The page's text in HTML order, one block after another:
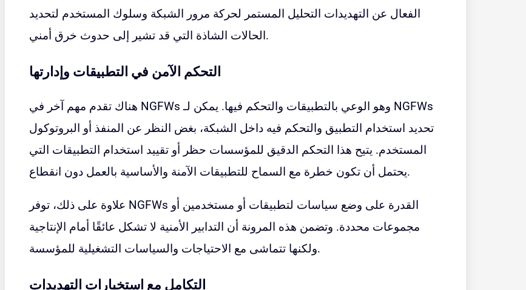
الفعال عن التهديدات التحليل المستمر لحركة مرور الشبكة وسلوك المستخدم لتحديد
الحالات الشاذة التي قد تشير إلى حدوث خرق أمني.
التحكم الآمن في التطبيقات وإدارتها
هناك تقدم مهم آخر في NGFWs وهو الوعي بالتطبيقات والتحكم فيها. يمكن لـ NGFWs
تحديد استخدام التطبيق والتحكم فيه داخل الشبكة، بغض النظر عن المنفذ أو البروتوكول
المستخدم. يتيح هذا التحكم الدقيق للمؤسسات حظر أو تقييد استخدام التطبيقات التي
يحتمل أن تكون خطرة مع السماح للتطبيقات الآمنة والأساسية بالعمل دون انقطاع.
علاوة على ذلك، توفر NGFWs القدرة على وضع سياسات لتطبيقات أو مستخدمين أو
مجموعات محددة. وتضمن هذه المرونة أن التدابير الأمنية لا تشكل عائقًا أمام الإنتاجية
ولكنها تتماشى مع الاحتياجات والسياسات التشغيلية للمؤسسة.
التكامل مع استخبارات التهديدات